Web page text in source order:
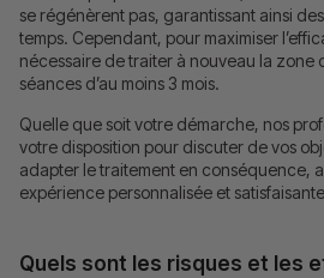
se régénèrent pas, garantissant ainsi
temps. Cependant, pour maximiser
nécessaire de traiter à nouveau la zone
séances d’au moins 3 mois.
Quelle que soit votre démarche, nos
votre disposition pour discuter de vos
adapter le traitement en conséquence,
expérience personnalisée et
Quels sont les risques et les